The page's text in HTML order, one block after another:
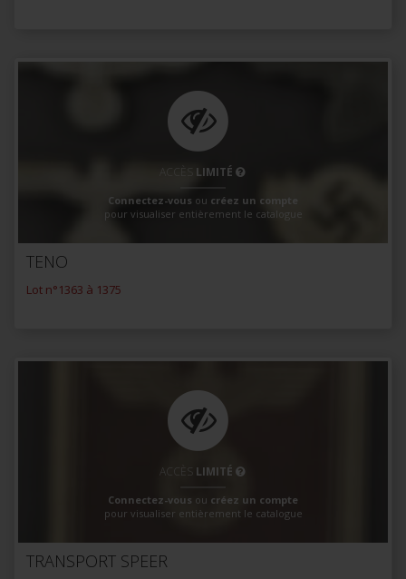
ACCÈS LIMITÉ
Connectez-vous ou créez un compte
pour visualiser entièrement le catalogue
TENO
Lot n°1363 à 1375
ACCÈS LIMITÉ
Connectez-vous ou créez un compte
pour visualiser entièrement le catalogue
TRANSPORT SPEER